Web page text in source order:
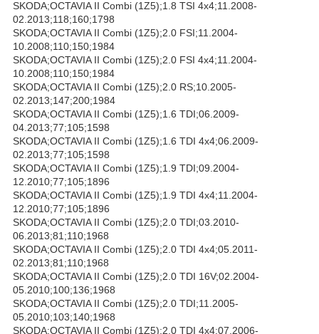
SKODA;OCTAVIA II Combi (1Z5);1.8 TSI 4x4;11.2008-
02.2013;118;160;1798
SKODA;OCTAVIA II Combi (1Z5);2.0 FSI;11.2004-
10.2008;110;150;1984
SKODA;OCTAVIA II Combi (1Z5);2.0 FSI 4x4;11.2004-
10.2008;110;150;1984
SKODA;OCTAVIA II Combi (1Z5);2.0 RS;10.2005-
02.2013;147;200;1984
SKODA;OCTAVIA II Combi (1Z5);1.6 TDI;06.2009-
04.2013;77;105;1598
SKODA;OCTAVIA II Combi (1Z5);1.6 TDI 4x4;06.2009-
02.2013;77;105;1598
SKODA;OCTAVIA II Combi (1Z5);1.9 TDI;09.2004-
12.2010;77;105;1896
SKODA;OCTAVIA II Combi (1Z5);1.9 TDI 4x4;11.2004-
12.2010;77;105;1896
SKODA;OCTAVIA II Combi (1Z5);2.0 TDI;03.2010-
06.2013;81;110;1968
SKODA;OCTAVIA II Combi (1Z5);2.0 TDI 4x4;05.2011-
02.2013;81;110;1968
SKODA;OCTAVIA II Combi (1Z5);2.0 TDI 16V;02.2004-
05.2010;100;136;1968
SKODA;OCTAVIA II Combi (1Z5);2.0 TDI;11.2005-
05.2010;103;140;1968
SKODA;OCTAVIA II Combi (1Z5);2.0 TDI 4x4;07.2006-